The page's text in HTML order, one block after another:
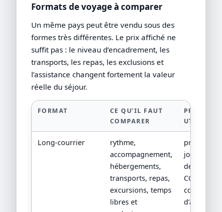
Formats de voyage à comparer
Un même pays peut être vendu sous des
formes très différentes. Le prix affiché ne
suffit pas : le niveau d’encadrement, les
transports, les repas, les exclusions et
l’assistance changent fortement la valeur
réelle du séjour.
FORMAT
CE QU’IL FAUT
COMPARER
PREUVE
UTILE
Long-courrier
rythme,
accompagnement,
hébergements,
transports, repas,
excursions, temps
libres et
jour par
devis
CGV/CPV et
conditions